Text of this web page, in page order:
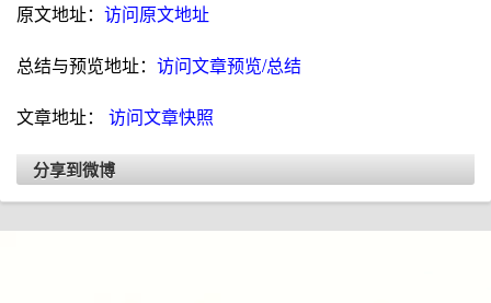
原文地址： 访问原文地址
总结与预览地址： 访问文章预览/总结
文章地址： 访问文章快照
分享到微博